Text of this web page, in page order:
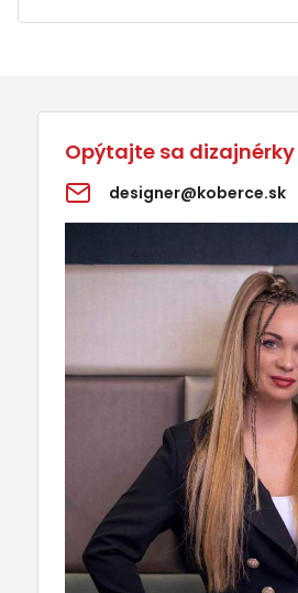
Opýtajte sa dizajnérky
designer@koberce.sk